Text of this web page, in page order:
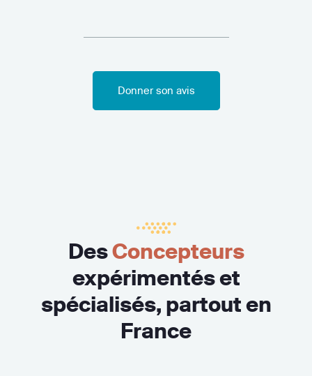
Donner son avis
DesConcepteurs
expérimentés et
spécialisés, partout en
France